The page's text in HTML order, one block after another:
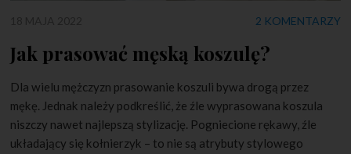
2 KOMENTARZY
Jak prasować męską koszulę?
Dla wielu mężczyzn prasowanie koszuli bywa drogą przez
mękę. Jednak należy podkreślić, że źle wyprasowana koszula
niszczy nawet najlepszą stylizację. Pogniecione rękawy, źle
układający się kołnierzyk – to nie są atrybuty stylowego